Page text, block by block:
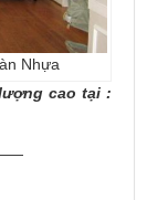
Nhựa
cao tại :